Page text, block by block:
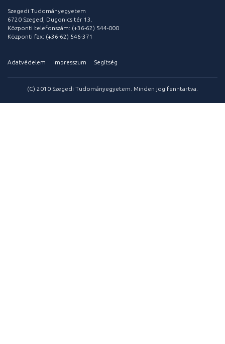
Szegedi Tudományegyetem
6720 Szeged, Dugonics tér 13.
Központi telefonszám: (+36-62) 544-000
Központi fax: (+36-62) 546-371
Adatvédelem Impresszum Segítség
(C) 2010 Szegedi Tudományegyetem. Minden jog fenntartva.